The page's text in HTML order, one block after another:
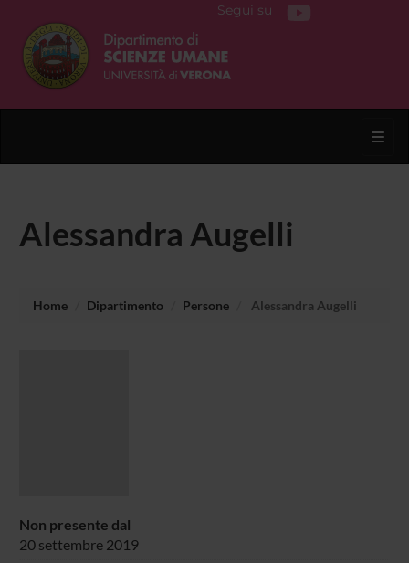
Segui su
Alessandra Augelli
Home Dipartimento Persone Alessandra Augelli
Non presente dal
20 settembre 2019